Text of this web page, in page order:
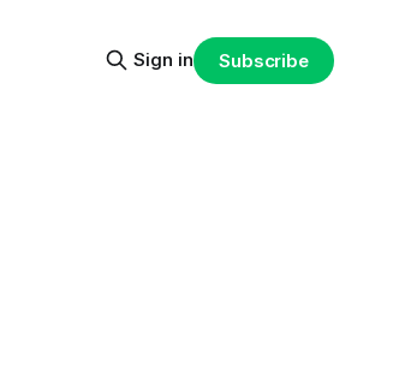
Sign in Subscribe